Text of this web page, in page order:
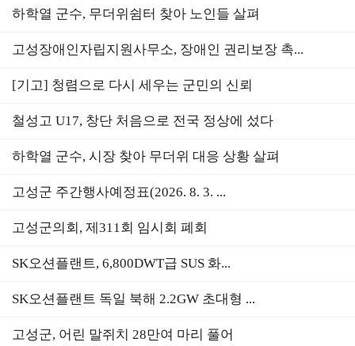
하학열 군수, 무더위쉼터 찾아 노인들 살펴
고성장애인자립지원사무소, 장애인 권리보장 촉...
[기고] 청렴으로 다시 세우는 군민의 신뢰
철성고 U17, 창단 처음으로 전국 정상에 섰다
하학열 군수, 시장 찾아 무더위 대응 상황 살펴
고성군 주간행사예정표(2026. 8. 3. ...
고성군의회, 제311회 임시회 폐회
SK오션플랜트, 6,800DWT급 SUS 화...
SK오션플랜트 독일 북해 2.2GW 초대형 ...
고성군, 어린 말쥐치 28만여 마리 풀어